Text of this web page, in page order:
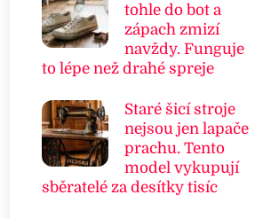
tohle do bot a
zápach zmizí
navždy. Funguje
to lépe než drahé spreje
Staré šicí stroje
nejsou jen lapače
prachu. Tento
model vykupují
sběratelé za desítky tisíc